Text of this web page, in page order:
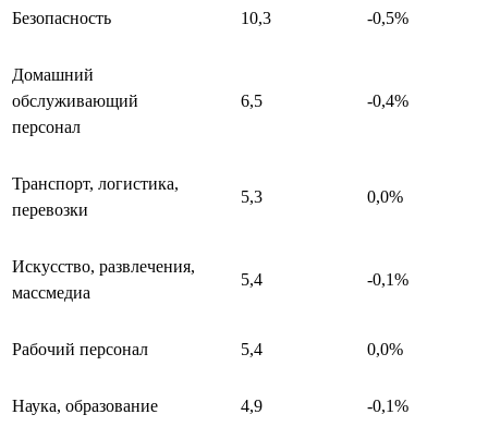
Безопасность 10,3 -0,5%
Домашний
обслуживающий
персонал
6,5 -0,4%
Транспорт, логистика,
перевозки
5,3 0,0%
Искусство, развлечения,
массмедиа
5,4 -0,1%
Рабочий персонал 5,4 0,0%
Наука, образование 4,9 -0,1%